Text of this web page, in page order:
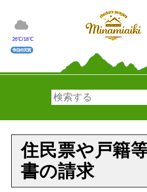
26℃/18℃
住民票や戸籍
書の請求